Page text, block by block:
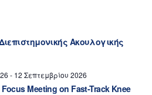
Ακουλογικής
- 12 Σεπτεμβρίου 2026
Focus Meeting on Fast-Track Knee